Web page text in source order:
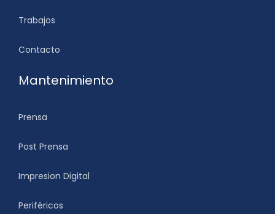
Trabajos
Contacto
Mantenimiento
Prensa
Post Prensa
Impresion Digital
Periféricos